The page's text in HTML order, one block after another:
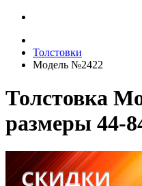
Толстовки
Модель №2422
Толстовка
размеры 44-